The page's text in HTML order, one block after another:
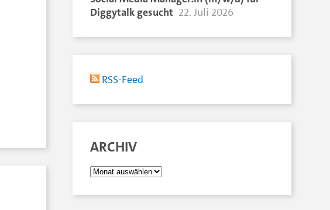
Diggytalk gesucht 22. Juli 2026
RSS-Feed
ARCHIV